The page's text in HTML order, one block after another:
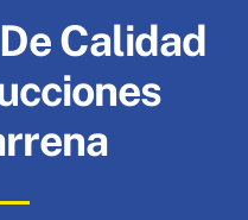
Calidad